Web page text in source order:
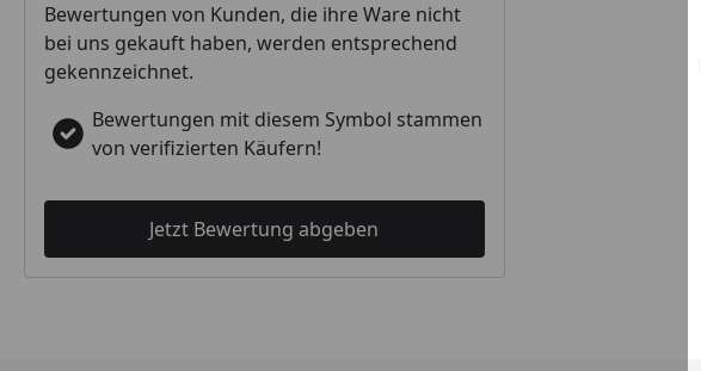
Bewertungen von Kunden, die ihre Ware nicht
bei uns gekauft haben, werden entsprechend
gekennzeichnet.
Bewertungen mit diesem Symbol stammen
von verifizierten Käufern!
Jetzt Bewertung abgeben